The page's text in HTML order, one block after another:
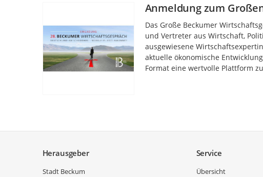
Anmeldung zum
Das Große Beckumer
und Vertreter aus Wirtschaft,
ausgewiesene
aktuelle ökonomische
Format eine wertvolle Plattform
Herausgeber
Stadt Beckum
Service
Übersicht